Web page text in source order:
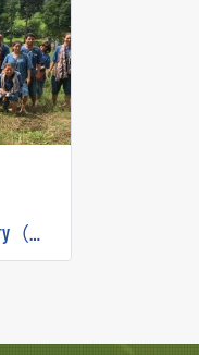
Maerim Elephant Sanctuary（下午半天）